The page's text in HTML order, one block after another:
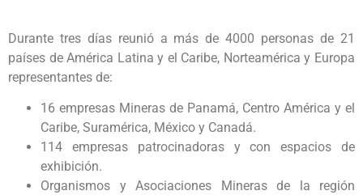
Durante tres días reunió a más de 4000 personas de 21
países de América Latina y el Caribe, Norteamérica y Europa
representantes de:
16 empresas Mineras de Panamá, Centro América y el
Caribe, Suramérica, México y Canadá.
114 empresas patrocinadoras y con espacios de
exhibición.
Organismos y Asociaciones Mineras de la región